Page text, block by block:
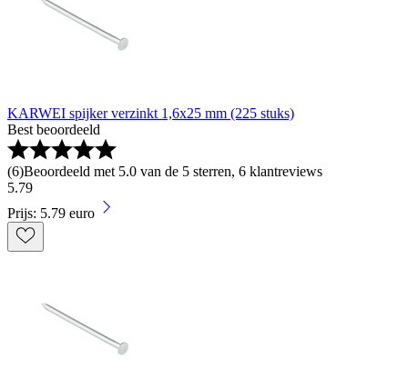
KARWEI spijker verzinkt 1,6x25 mm (225 stuks)
Best beoordeeld
(6)Beoordeeld met 5.0 van de 5 sterren, 6 klantreviews
5.79
Prijs: 5.79 euro